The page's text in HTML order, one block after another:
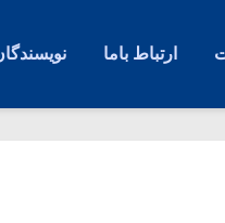
ارتباط باما